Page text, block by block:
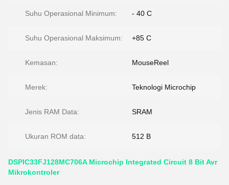
Suhu Operasional Minimum: - 40 C
Suhu Operasional Maksimum: +85 C
Kemasan: MouseReel
Merek: Teknologi Microchip
Jenis RAM Data: SRAM
Ukuran ROM data: 512 B
DSPIC33FJ128MC706A Microchip Integrated Circuit 8 Bit Avr
Mikrokontroler